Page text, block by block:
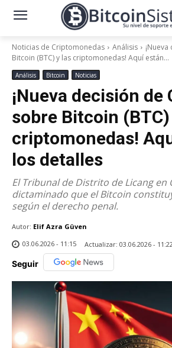
Noticias de Criptomonedas Análisis
Bitcoin (BTC) y las criptomonedas! Aquí están...
Análisis Bitcoin Noticias
¡Nueva decisión de
sobre Bitcoin
criptomonedas!
los detalles
El Tribunal de Distrito de Licang en
dictaminado que el Bitcoin
según el derecho penal.
Autor: Elif Azra Güven
03.06.2026 - 11:15
Actualizar: 03.06.2026 - 11:22
Seguir